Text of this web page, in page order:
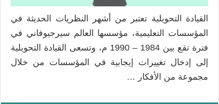
القيادة التحويلية تعتبر من أشهر النظريات الحديثة في
المؤسسات التعليمية، مؤسسها العالم سيرجيوفاني في
فترة تقع بين 1984 – 1990 م، وتسعى القيادة التحويلية
إلى إدخال تغييرات إيجابية في المؤسسات من خلال
مجموعة من الأفكار …